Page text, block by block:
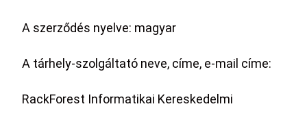
A szerződés nyelve: magyar
A tárhely-szolgáltató neve, címe, e-mail címe:
RackForest Informatikai Kereskedelmi